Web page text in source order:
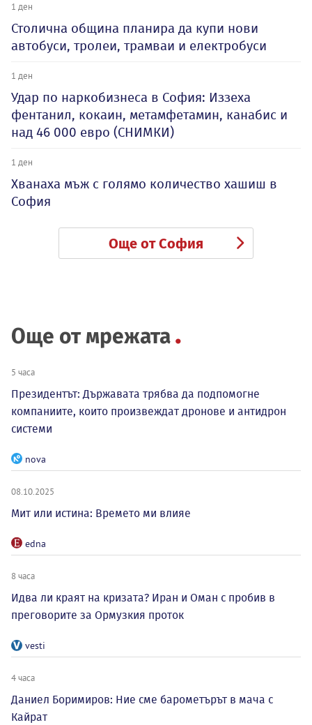
1 ден
Столична община планира да купи нови
автобуси, тролеи, трамваи и електробуси
1 ден
Удар по наркобизнеса в София: Иззеха
фентанил, кокаин, метамфетамин, канабис и
над 46 000 евро (СНИМКИ)
1 ден
Хванаха мъж с голямо количество хашиш в
София
Още от София
Още от мрежата
5 часа
Президентът: Държавата трябва да подпомогне
компаниите, които произвеждат дронове и антидрон
системи
nova
08.10.2025
Мит или истина: Времето ми влияе
edna
8 часа
Идва ли краят на кризата? Иран и Оман с пробив в
преговорите за Ормузкия проток
vesti
4 часа
Даниел Боримиров: Ние сме барометърът в мача с
Кайрат